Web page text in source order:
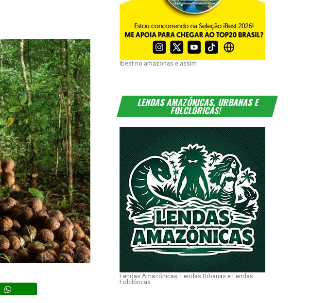
ibest no amazonas e assim
LENDAS AMAZÔNICAS, URBANAS E
FOLCLÓRICAS!
Lendas Amazônicas, Lendas Urbanas e Lendas
Folclóricas